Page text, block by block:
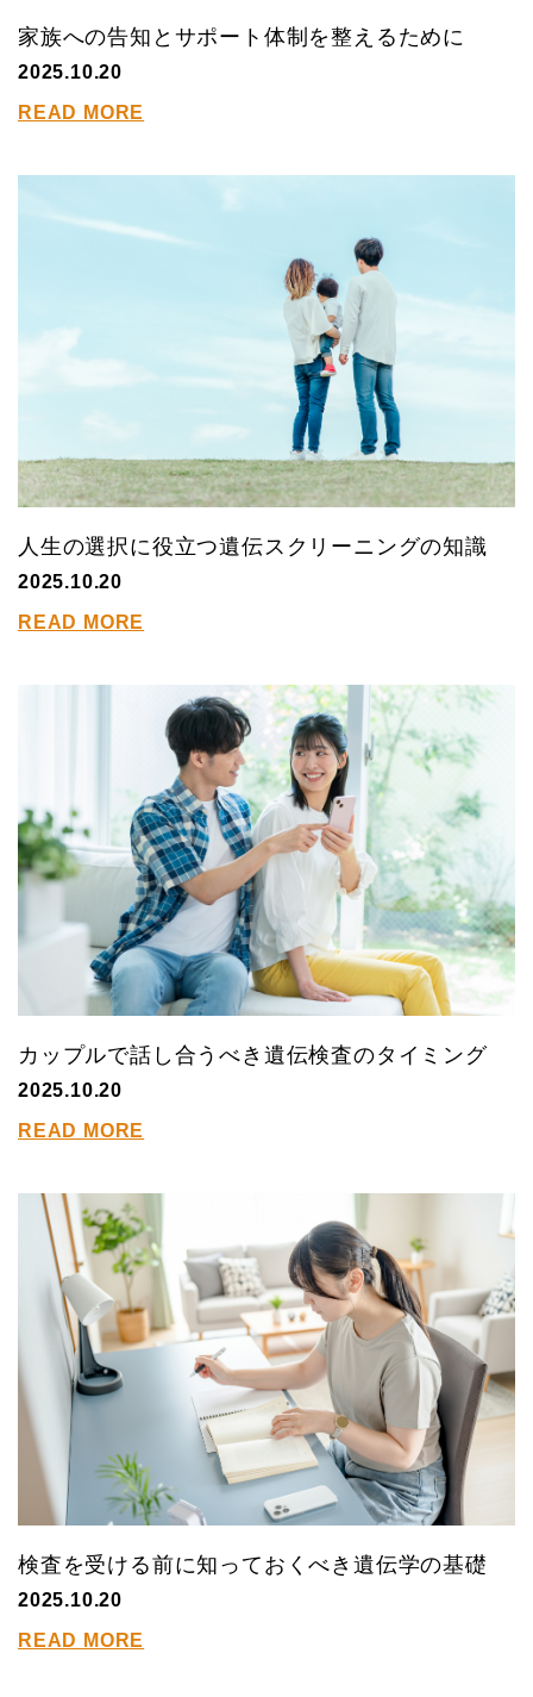
家族への告知とサポート体制を整えるために
2025.10.20
READ MORE
人生の選択に役立つ遺伝スクリーニングの知識
2025.10.20
READ MORE
カップルで話し合うべき遺伝検査のタイミング
2025.10.20
READ MORE
検査を受ける前に知っておくべき遺伝学の基礎
2025.10.20
READ MORE